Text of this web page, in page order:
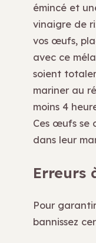
émincé et
vinaigre de
vos œufs,
avec ce
soient
mariner au
moins 4
Ces œufs se
dans leur
Erreurs
Pour
bannissez